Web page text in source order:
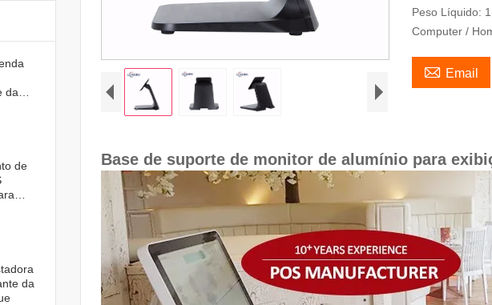
Peso Líquido:
Computer /
 Email
Base de suporte de monitor de alumínio para
da
de
da